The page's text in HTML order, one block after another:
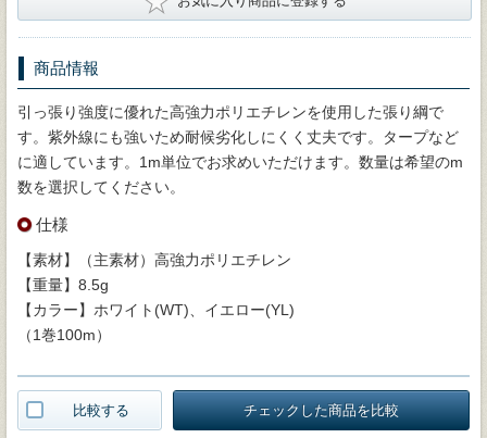
商品情報
引っ張り強度に優れた高強力ポリエチレンを使用した張り綱で
す。紫外線にも強いため耐候劣化しにくく丈夫です。タープなど
に適しています。1m単位でお求めいただけます。数量は希望のm
数を選択してください。
仕様
【素材】（主素材）高強力ポリエチレン
【重量】8.5g
【カラー】ホワイト(WT)、イエロー(YL)
（1巻100m）
比較する チェックした商品を比較